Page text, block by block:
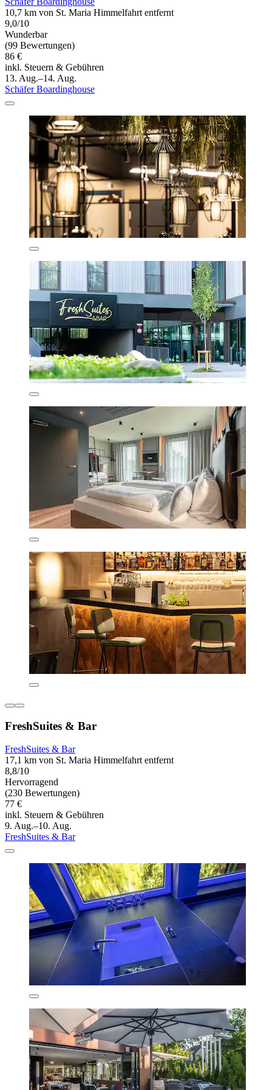
10,7 km von St. Maria Himmelfahrt entfernt
9,0/10
Wunderbar
(99 Bewertungen)
86 €
inkl. Steuern & Gebühren
13. Aug.–14. Aug.
Schäfer Boardinghouse
FreshSuites & Bar
FreshSuites & Bar
17,1 km von St. Maria Himmelfahrt entfernt
8,8/10
Hervorragend
(230 Bewertungen)
77 €
inkl. Steuern & Gebühren
9. Aug.–10. Aug.
FreshSuites & Bar